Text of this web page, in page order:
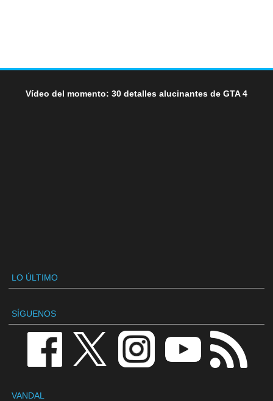
Vídeo del momento: 30 detalles alucinantes de GTA 4
LO ÚLTIMO
SÍGUENOS
VANDAL